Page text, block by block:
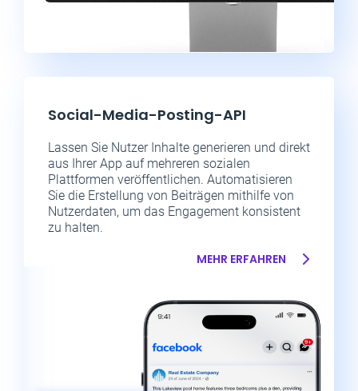
Social-Media-Posting-API
Lassen Sie Nutzer Inhalte generieren und direkt
aus Ihrer App auf mehreren sozialen
Plattformen veröffentlichen. Automatisieren
Sie die Erstellung von Beiträgen mithilfe von
Nutzerdaten, um das Engagement konsistent
zu halten.
MEHR ERFAHREN